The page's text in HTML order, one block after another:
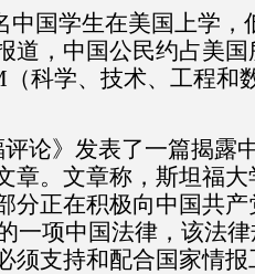
中国学生在美国上学，
道，中国公民约占美
（科学、技术、工程和
论》发表了一篇揭露
章。文章称，斯坦福大
分正在积极向中国共
一项中国法律，该法
须支持和配合国家情报